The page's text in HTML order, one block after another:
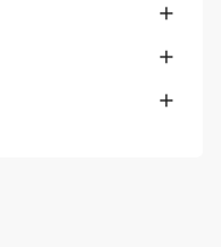


